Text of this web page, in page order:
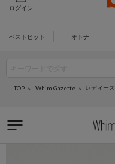
ログイン
ベストヒット オトナ
TOP Whim Gazette レディース